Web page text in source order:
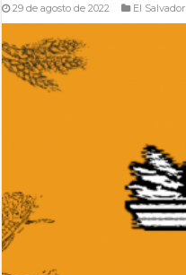
29 de agosto de 2022 El Salvador